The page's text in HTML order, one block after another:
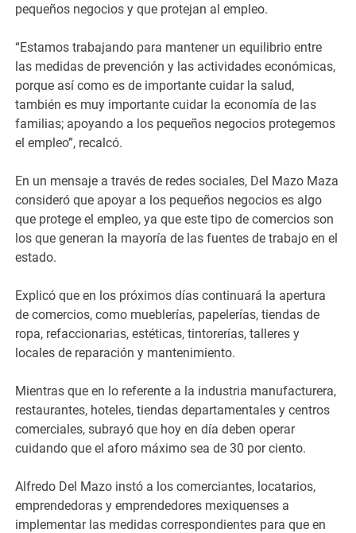
pequeños negocios y que protejan al empleo.
“Estamos trabajando para mantener un equilibrio entre
las medidas de prevención y las actividades económicas,
porque así como es de importante cuidar la salud,
también es muy importante cuidar la economía de las
familias; apoyando a los pequeños negocios protegemos
el empleo”, recalcó.
En un mensaje a través de redes sociales, Del Mazo Maza
consideró que apoyar a los pequeños negocios es algo
que protege el empleo, ya que este tipo de comercios son
los que generan la mayoría de las fuentes de trabajo en el
estado.
Explicó que en los próximos días continuará la apertura
de comercios, como mueblerías, papelerías, tiendas de
ropa, refaccionarias, estéticas, tintorerías, talleres y
locales de reparación y mantenimiento.
Mientras que en lo referente a la industria manufacturera,
restaurantes, hoteles, tiendas departamentales y centros
comerciales, subrayó que hoy en día deben operar
cuidando que el aforo máximo sea de 30 por ciento.
Alfredo Del Mazo instó a los comerciantes, locatarios,
emprendedoras y emprendedores mexiquenses a
implementar las medidas correspondientes para que en